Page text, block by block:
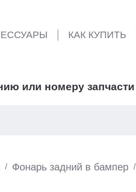
КАК КУПИТЬ
или номеру запчасти
/ Фонарь задний в бампер /